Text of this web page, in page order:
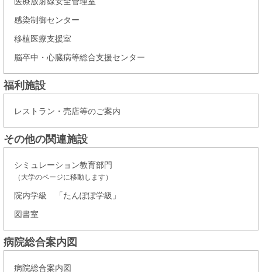
感染制御センター
移植医療支援室
脳卒中・心臓病等総合支援センター
福利施設
レストラン・売店等のご案内
その他の関連施設
シミュレーション教育部門
（大学のページに移動します）
院内学級 「たんぽぽ学級」
図書室
病院総合案内図
病院総合案内図